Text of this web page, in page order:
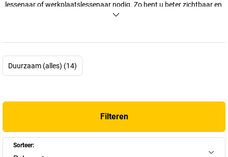
lessenaar of werkplaatslessenaar nodig. Zo bent u beter zichtbaar en
hoorbaar. Maar deze lessenaars bieden nog meer voordelen,
Duurzaam (alles) (14)
Filteren
Sorteer: